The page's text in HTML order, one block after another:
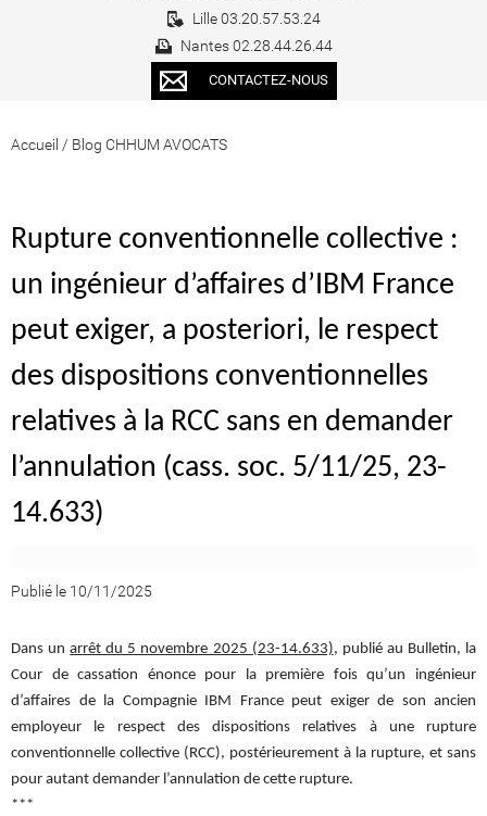
Lille 03.20.57.53.24
Nantes 02.28.44.26.44
CONTACTEZ-NOUS
Accueil / Blog CHHUM AVOCATS
Rupture conventionnelle collective :
un ingénieur d’affaires d’IBM France
peut exiger, a posteriori, le respect
des dispositions conventionnelles
relatives à la RCC sans en demander
l’annulation (cass. soc. 5/11/25, 23-
14.633)
Publié le 10/11/2025
Dans unarrêt du 5 novembre 2025 (23-14.633), publié au Bulletin, la
Cour de cassation énonce pour la première fois qu’un ingénieur
d’affaires de la Compagnie IBM France peut exiger de son ancien
employeur le respect des dispositions relatives à une rupture
conventionnelle collective (RCC), postérieurement à la rupture, et sans
pour autant demander l’annulation de cette rupture.
***